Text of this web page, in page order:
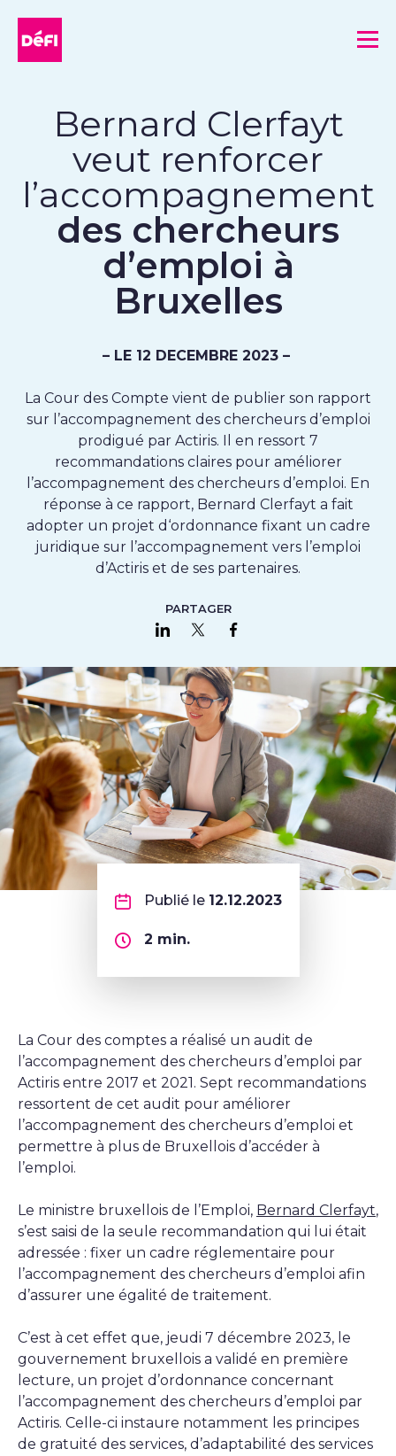
Bernard Clerfayt
veut renforcer
l’accompagnement
des chercheurs
d’emploi à
Bruxelles
– LE 12 DECEMBRE 2023 –
La Cour des Compte vient de publier son rapport
sur l’accompagnement des chercheurs d’emploi
prodigué par Actiris. Il en ressort 7
recommandations claires pour améliorer
l’accompagnement des chercheurs d’emploi. En
réponse à ce rapport, Bernard Clerfayt a fait
adopter un projet d‘ordonnance fixant un cadre
juridique sur l’accompagnement vers l’emploi
d’Actiris et de ses partenaires.
PARTAGER
Partager sur LinkedIn
Partager sur Twitter
Publié le 12.12.2023
2 min.
La Cour des comptes a réalisé un audit de
l’accompagnement des chercheurs d’emploi par
Actiris entre 2017 et 2021. Sept recommandations
ressortent de cet audit pour améliorer
l’accompagnement des chercheurs d’emploi et
permettre à plus de Bruxellois d’accéder à
l’emploi.
Le ministre bruxellois de l’Emploi, Bernard Clerfayt,
s’est saisi de la seule recommandation qui lui était
adressée : fixer un cadre réglementaire pour
l’accompagnement des chercheurs d’emploi afin
d’assurer une égalité de traitement.
C’est à cet effet que, jeudi 7 décembre 2023, le
gouvernement bruxellois a validé en première
lecture, un projet d’ordonnance concernant
l’accompagnement des chercheurs d’emploi par
Actiris. Celle-ci instaure notamment les principes
de gratuité des services, d’adaptabilité des services